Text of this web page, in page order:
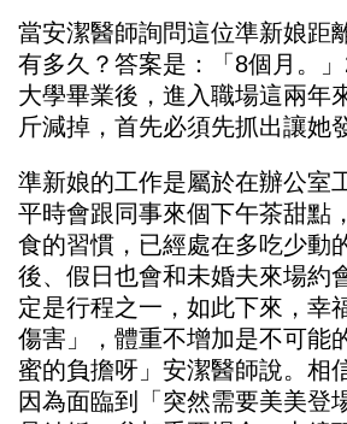
當安潔醫師詢問這位準新娘距
有多久？答案是：「8個月。
大學畢業後，進入職場這兩年
斤減掉，首先必須先抓出讓她
準新娘的工作是屬於在辦公室
平時會跟同事來個下午茶甜點
食的習慣，已經處在多吃少動
後、假日也會和未婚夫來場約
定是行程之一，如此下來，幸
傷害」，體重不增加是不可能
蜜的負擔呀」安潔醫師說。相
因為面臨到「突然需要美美登